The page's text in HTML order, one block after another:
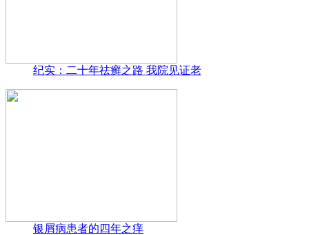
纪实：二十年祛癣之路 我院见证老
银屑病患者的四年之痒